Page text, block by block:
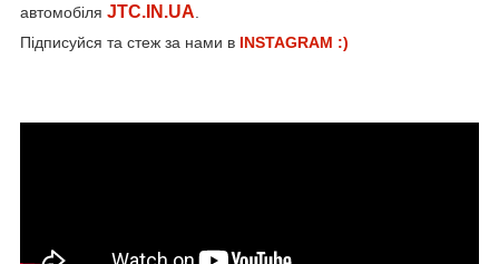
автомобіля JTC.IN.UA
Підписуйся та стеж за нами в INSTAGRAM :)